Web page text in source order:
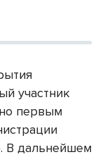
участник
первым
В дальнейшем